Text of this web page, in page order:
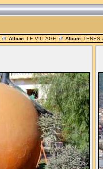
Album: LE VILLAGE Album: TENES